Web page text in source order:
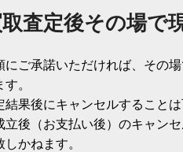
査定後その場で
にご承諾いただければ、その
。
果後にキャンセルすること
立後（お支払い後）のキャン
かねます。